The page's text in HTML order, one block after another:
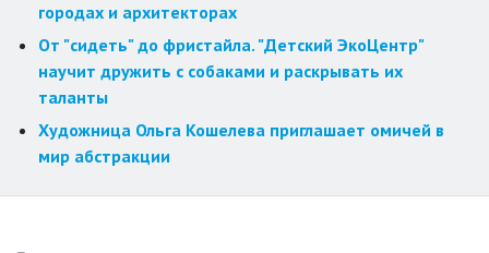
городах и архитекторах
От "сидеть" до фристайла. "Детский ЭкоЦентр"
научит дружить с собаками и раскрывать их
таланты
Художница Ольга Кошелева приглашает омичей в
мир абстракции